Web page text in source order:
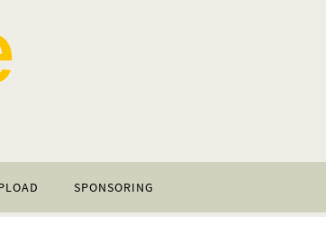
SPONSORING